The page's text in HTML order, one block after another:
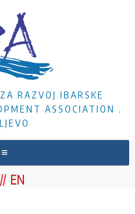
RAZVOJ IBARSKE
ASSOCIATION .
EN